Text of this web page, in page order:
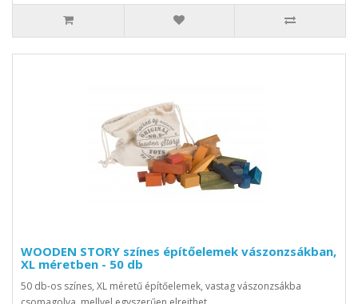
WOODEN STORY színes építőelemek vászonzsákban,
XL méretben - 50 db
50 db-os színes, XL méretű építőelemek, vastag vászonzsákba